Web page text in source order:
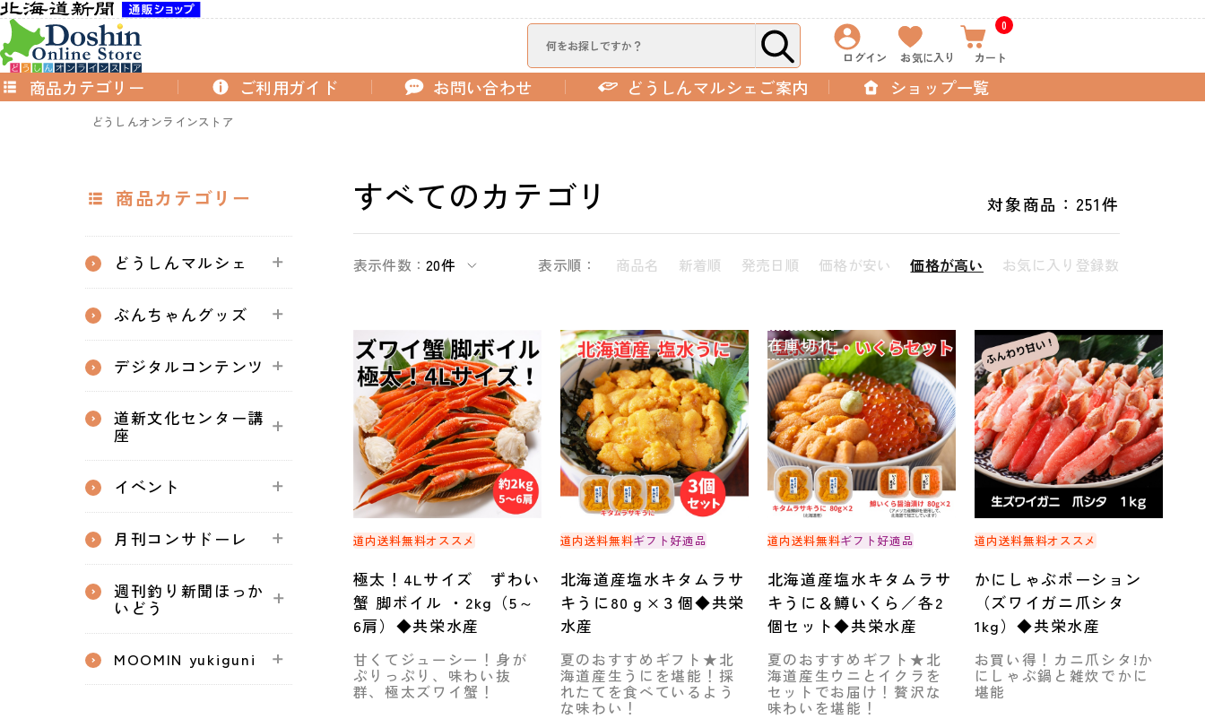
ログイン お気に入り
0
カート
商品カテゴリー ショップ一覧
ご利用ガイド お問い合わせ どうしんマルシェご案内
どうしんオンラインストア
商品カテゴリー
どうしんマルシェ
ぶんちゃんグッズ
デジタルコンテンツ
道新文化センター講
座
イベント
月刊コンサドーレ
週刊釣り新聞ほっか
いどう
MOOMIN yukiguni
すべてのカテゴリ 対象商品： 251件
表示件数：20件 表示順： 商品名 新着順 発売日順 価格が安い 価格が高い お気に入り登録数
道内送料無料オススメ
極太！4Lサイズ ずわい
蟹 脚ボイル ・2kg（5～
6肩）◆共栄水産
甘くてジューシー！身が
ぷりっぷり、味わい抜
群、極太ズワイ蟹！
道内送料無料ギフト好適品
北海道産塩水キタムラサ
キうに80ｇ×３個◆共栄
水産
夏のおすすめギフト★北
海道産生うにを堪能！採
れたてを食べているよう
な味わい！
在庫切れ
道内送料無料ギフト好適品
北海道産塩水キタムラサ
キうに＆鱒いくら／各2
個セット◆共栄水産
夏のおすすめギフト★北
海道産生ウニとイクラを
セットでお届け！贅沢な
味わいを堪能！
道内送料無料オススメ
かにしゃぶポーション
（ズワイガニ爪シタ
1kg）◆共栄水産
お買い得！カニ爪シタ!か
にしゃぶ鍋と雑炊でかに
堪能